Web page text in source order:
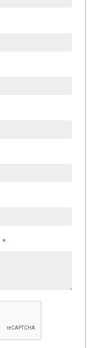
*